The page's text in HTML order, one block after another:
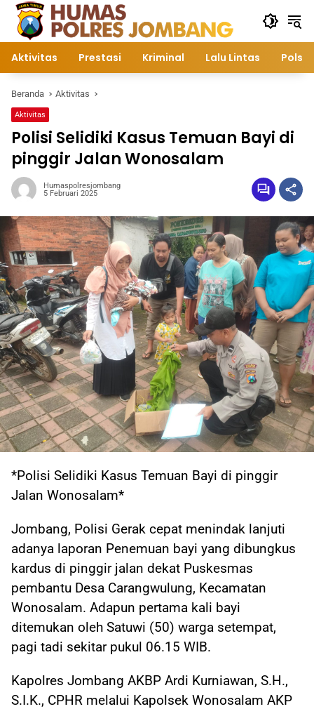
Langsung
konten
Aktivitas Prestasi Kriminal Lalu Lintas
Beranda Aktivitas
Aktivitas
Polisi Selidiki Kasus Temuan Bayi di
pinggir Jalan Wonosalam
Humaspolresjombang
5 Februari 2025
*Polisi Selidiki Kasus Temuan Bayi di pinggir
Jalan Wonosalam*
Jombang, Polisi Gerak cepat menindak lanjuti
adanya laporan Penemuan bayi yang dibungkus
kardus di pinggir jalan dekat Puskesmas
pembantu Desa Carangwulung, Kecamatan
Wonosalam. Adapun pertama kali bayi
ditemukan oleh Satuwi (50) warga setempat,
pagi tadi sekitar pukul 06.15 WIB.
Kapolres Jombang AKBP Ardi Kurniawan, S.H.,
S.I.K., CPHR melalui Kapolsek Wonosalam AKP